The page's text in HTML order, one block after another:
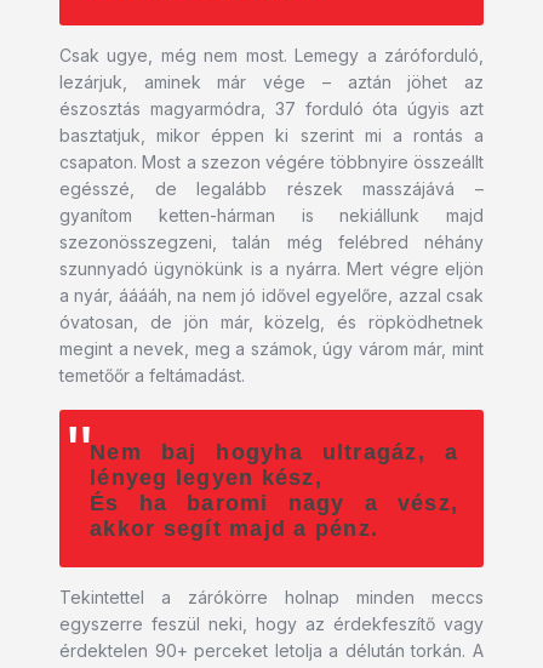
Csak ugye, még nem most. Lemegy a záróforduló,
lezárjuk, aminek már vége – aztán jöhet az
észosztás magyarmódra, 37 forduló óta úgyis azt
basztatjuk, mikor éppen ki szerint mi a rontás a
csapaton. Most a szezon végére többnyire összeállt
egésszé, de legalább részek masszájává –
gyanítom ketten-hárman is nekiállunk majd
szezonösszegzeni, talán még felébred néhány
szunnyadó ügynökünk is a nyárra. Mert végre eljön
a nyár, ááááh, na nem jó idővel egyelőre, azzal csak
óvatosan, de jön már, közelg, és röpködhetnek
megint a nevek, meg a számok, úgy várom már, mint
temetőőr a feltámadást.
Nem baj hogyha ultragáz, a
lényeg legyen kész,
És ha baromi nagy a vész,
akkor segít majd a pénz.
Tekintettel a zárókörre holnap minden meccs
egyszerre feszül neki, hogy az érdekfeszítő vagy
érdektelen 90+ perceket letolja a délután torkán. A